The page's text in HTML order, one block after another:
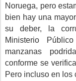
Noruega, pero
bien hay una
su deber, la
Ministerio
manzanas
conforme se
Pero incluso en los